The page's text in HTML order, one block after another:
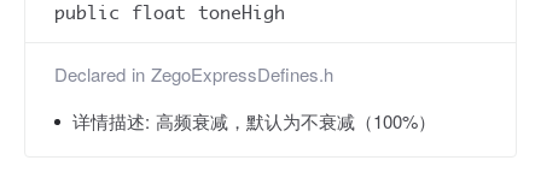
public float toneHigh
Declared in ZegoExpressDefines.h
详情描述: 高频衰减，默认为不衰减（100%）